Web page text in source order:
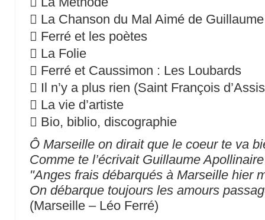
 La Chanson du Mal Aimé de
 Ferré et les poètes
 La Folie
 Ferré et Caussimon : Les Loubards
 Il n’y a plus rien (Saint François
 La vie d’artiste
 Bio, biblio, discographie
Ô Marseille on dirait que le coeur te va
Comme te l’écrivait Guillaume Apollinaire
"Anges frais débarqués à Marseille hier
On débarque toujours les amours
(Marseille – Léo Ferré)